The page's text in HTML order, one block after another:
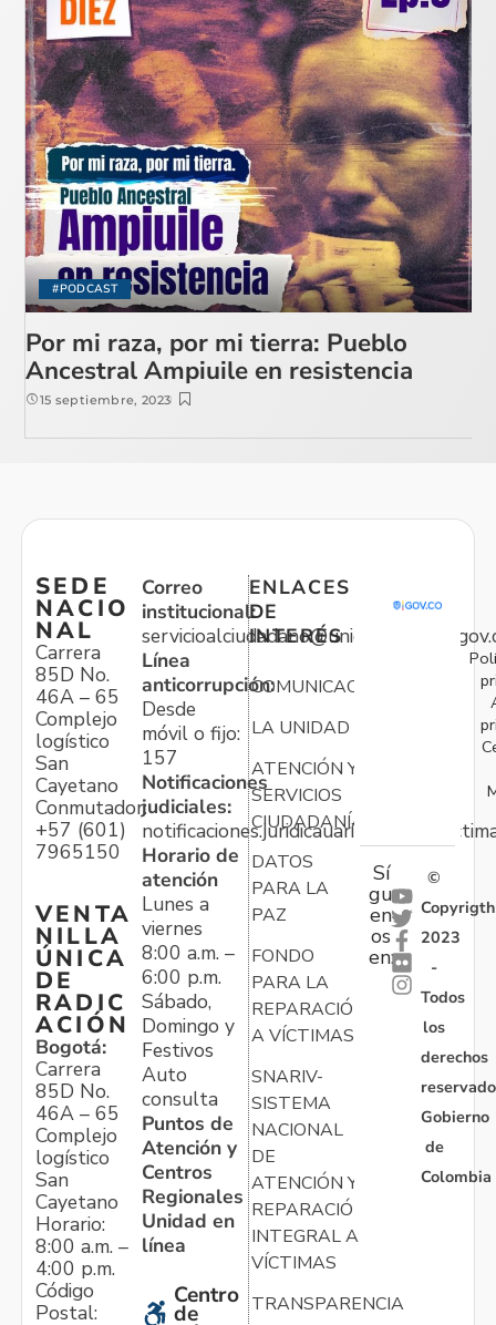
#PODCAST
Por mi raza, por mi tierra: Pueblo
Ancestral Ampiuile en resistencia
15 septiembre, 2023
SEDE
NACIO
NAL
Carrera
85D No.
46A – 65
Complejo
logístico
San
Cayetano
Conmutador:
+57 (601)
7965150
VENTA
NILLA
ÚNICA
DE
RADIC
ACIÓN
Bogotá:
Carrera
85D No.
46A – 65
Complejo
logístico
San
Cayetano
Horario:
8:00 a.m. –
4:00 p.m.
Código
Postal:
Correo
institucional:
Línea
anticorrupción:
Desde
móvil o fijo:
157
Notificaciones
judiciales:
Horario de
atención
Lunes a
viernes
8:00 a.m. –
6:00 p.m.
Sábado,
Domingo y
Festivos
Auto
consulta
Puntos de
Atención y
Centros
Regionales
Unidad en
línea
Centro
de
ENLACES
DE
INTERÉS
COMUNICACIONES
LA UNIDAD
ATENCIÓN Y
SERVICIOS
CIUDADANÍA
DATOS
PARA LA
PAZ
FONDO
PARA LA
REPARACIÓN
A VÍCTIMAS
SNARIV-
SISTEMA
NACIONAL
DE
ATENCIÓN Y
REPARACIÓN
INTEGRAL A
VÍCTIMAS
TRANSPARENCIA
Sí
gu
en
os
en:
©
Copyrigth
2023
-
Todos
los
derechos
Gobierno
de
Colombia